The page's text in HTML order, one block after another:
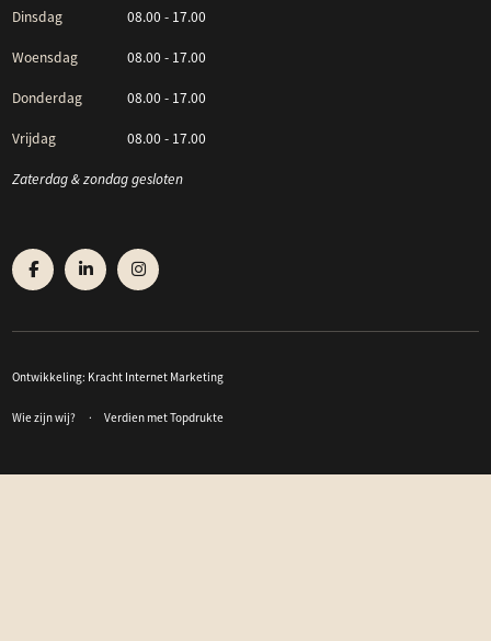
Dinsdag 08.00 - 17.00
Woensdag 08.00 - 17.00
Donderdag 08.00 - 17.00
Vrijdag 08.00 - 17.00
Zaterdag & zondag gesloten
Ontwikkeling: Kracht Internet Marketing
Wie zijn wij? Verdien met Topdrukte